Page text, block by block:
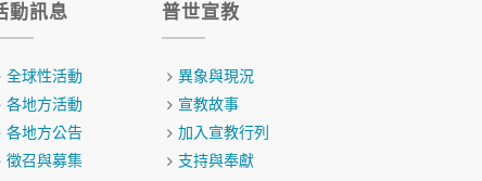
動訊息
全球性活動
各地方活動
各地方公告
徵召與募集
普世宣教
異象與現況
宣教故事
加入宣教行列
支持與奉獻